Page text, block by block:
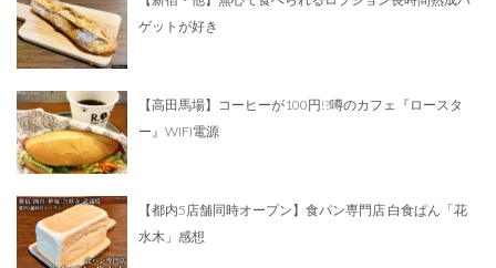
ゲットが好き
【高田馬場】コーヒーが100円!?噂のカフェ『ロースタ
ー』WIFI電源
【都内5店舗同時オープン】食パン専門店 白食ぱん「花
水木」感想